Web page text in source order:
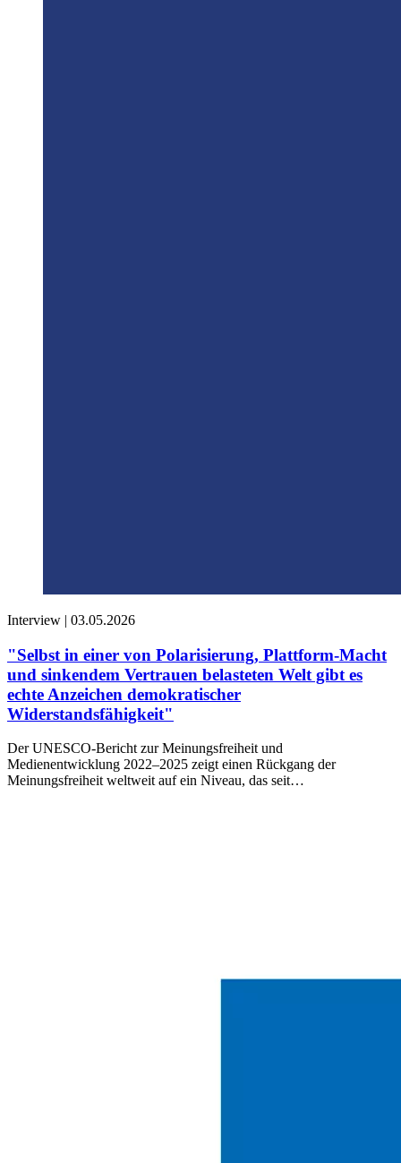
Interview | 03.05.2026
"Selbst in einer von Polarisierung, Plattform-Macht
und sinkendem Vertrauen belasteten Welt gibt es
echte Anzeichen demokratischer
Widerstandsfähigkeit"
Der UNESCO-Bericht zur Meinungsfreiheit und
Medienentwicklung 2022–2025 zeigt einen Rückgang der
Meinungsfreiheit weltweit auf ein Niveau, das seit…